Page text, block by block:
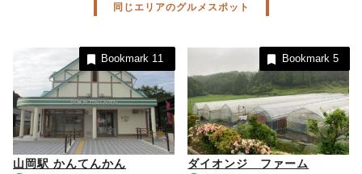
同じエリアのグルメスポット
山岡駅 かんてんかん
Bookmark 11
ダイオンジ ファーム
Bookmark 5